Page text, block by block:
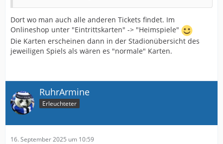
Dort wo man auch alle anderen Tickets findet. Im
Onlineshop unter "Eintrittskarten" -> "Heimspiele"
Die Karten erscheinen dann in der Stadionübersicht des
jeweiligen Spiels als wären es "normale" Karten.
RuhrArmine
Erleuchteter
16. September 2025 um 10:59